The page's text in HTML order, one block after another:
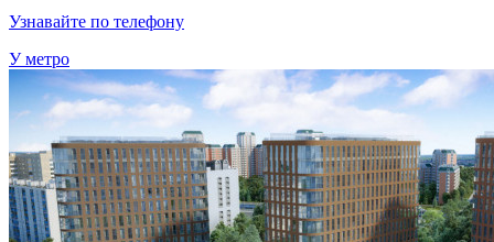
Узнавайте по телефону
У метро